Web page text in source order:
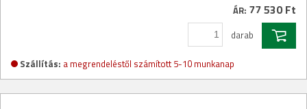
ÁR: 77 530 Ft
darab
Szállítás: a megrendeléstől számított 5-10 munkanap